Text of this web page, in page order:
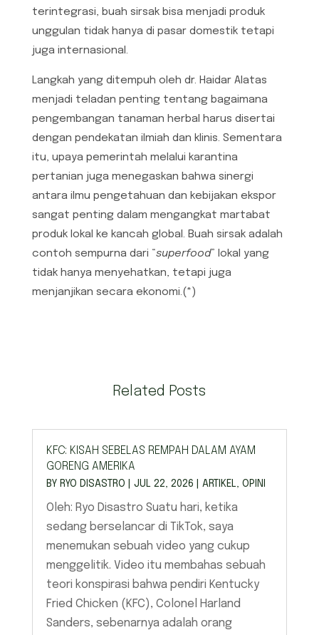
terintegrasi, buah sirsak bisa menjadi produk
unggulan tidak hanya di pasar domestik tetapi
juga internasional.
Langkah yang ditempuh oleh dr. Haidar Alatas
menjadi teladan penting tentang bagaimana
pengembangan tanaman herbal harus disertai
dengan pendekatan ilmiah dan klinis. Sementara
itu, upaya pemerintah melalui karantina
pertanian juga menegaskan bahwa sinergi
antara ilmu pengetahuan dan kebijakan ekspor
sangat penting dalam mengangkat martabat
produk lokal ke kancah global. Buah sirsak adalah
contoh sempurna dari “superfood” lokal yang
tidak hanya menyehatkan, tetapi juga
menjanjikan secara ekonomi.(*)
Related Posts
KFC: KISAH SEBELAS REMPAH DALAM AYAM
GORENG AMERIKA
BY RYO DISASTRO JUL 22, 2026 ARTIKEL OPINI
Oleh: Ryo Disastro Suatu hari, ketika
sedang berselancar di TikTok, saya
menemukan sebuah video yang cukup
menggelitik. Video itu membahas sebuah
teori konspirasi bahwa pendiri Kentucky
Fried Chicken (KFC), Colonel Harland
Sanders, sebenarnya adalah orang